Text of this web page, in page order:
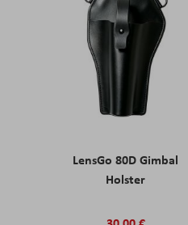
LensGo 80D Gimbal
Holster